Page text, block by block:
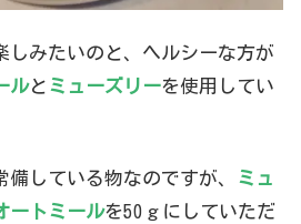
しみたいのと、ヘルシーな方が
ルと ミューズリーを使用してい
している物なのですが、
ミュ
ートミールを50ｇにしていただ